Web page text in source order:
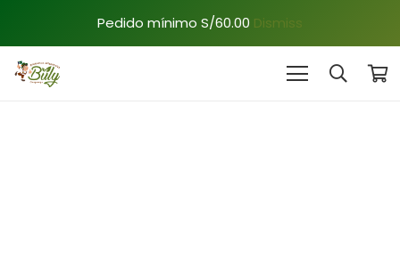
Pedido mínimo S/60.00 Dismiss